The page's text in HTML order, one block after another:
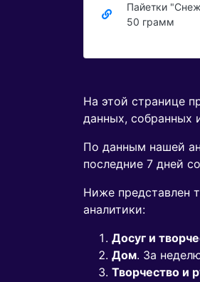
Пайетки
50 грамм
На этой странице
данных, собранных
По данным нашей
последние 7 дней
Ниже представлен
аналитики:
Досуг и
Дом. За
Творчество и